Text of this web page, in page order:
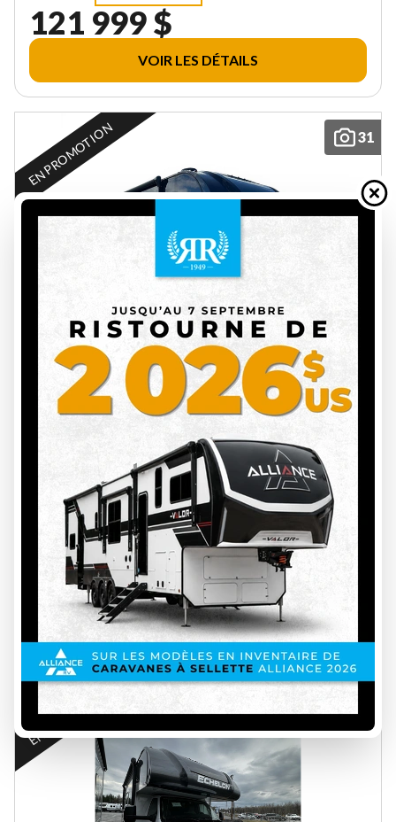
121 999 $
VOIR LES DÉTAILS
31
EN PROMOTION
THOR 2025
ECHELON KW29
14500 lbs 6 31 ft
209 999 $ Épargnez 24 000 $
185 999 $
VOIR LES DÉTAILS
EN PROMOTION